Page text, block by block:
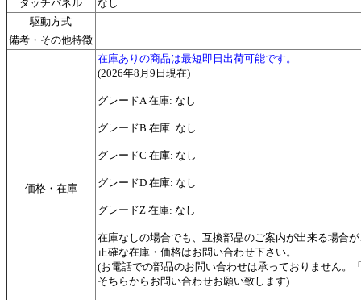
タッチパネル
なし
駆動方式
備考・その他特徴
価格・在庫
在庫ありの商品は最短即日出荷可能です。
(2026年8月9日現在)
グレードA 在庫: なし
グレードB 在庫: なし
グレードC 在庫: なし
グレードD 在庫: なし
グレードZ 在庫: なし
在庫なしの場合でも、互換部品のご案内が出来る場合
正確な在庫・価格はお問い合わせ下さい。
(お電話での部品のお問い合わせは承っておりません。
そちらからお問い合わせお願い致します)